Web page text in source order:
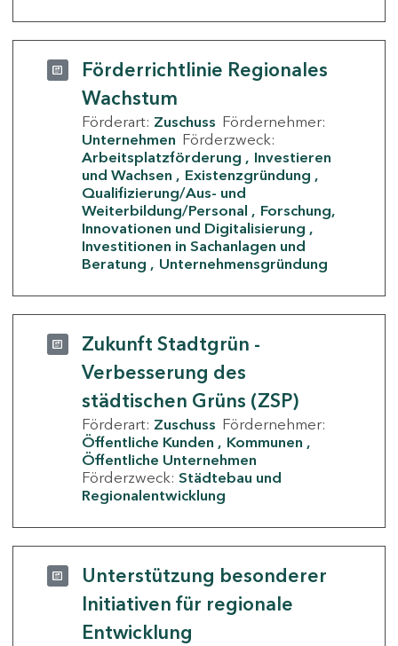
Förderrichtlinie Regionales
Wachstum
Förderart: Zuschuss Fördernehmer:
Unternehmen Förderzweck:
Arbeitsplatzförderung
Investieren
und Wachsen
Existenzgründung
Qualifizierung/Aus- und
Weiterbildung/Personal
Forschung,
Innovationen und Digitalisierung
Investitionen in Sachanlagen und
Beratung
Unternehmensgründung
Zukunft Stadtgrün -
Verbesserung des
städtischen Grüns (ZSP)
Förderart: Zuschuss Fördernehmer:
Öffentliche Kunden
Kommunen
Öffentliche Unternehmen
Förderzweck: Städtebau und
Regionalentwicklung
Unterstützung besonderer
Initiativen für regionale
Entwicklung